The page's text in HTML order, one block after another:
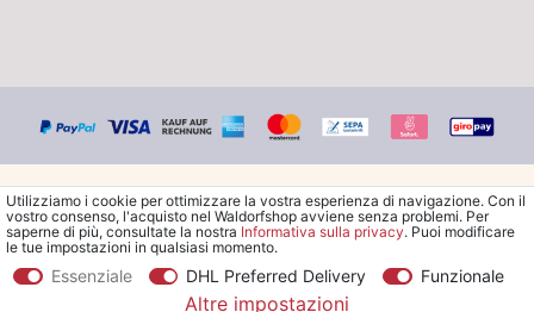
© Copyright 2026 Waldorfshop |Tutti i diritti riservati.
Utilizziamo i cookie per ottimizzare la vostra esperienza di navigazione. Con il
vostro consenso, l'acquisto nel Waldorfshop avviene senza problemi. Per
saperne di più, consultate la nostra Informativa sulla privacy. Puoi modificare
le tue impostazioni in qualsiasi momento.
Essenziale DHL Preferred Delivery Funzionale
Altre impostazioni